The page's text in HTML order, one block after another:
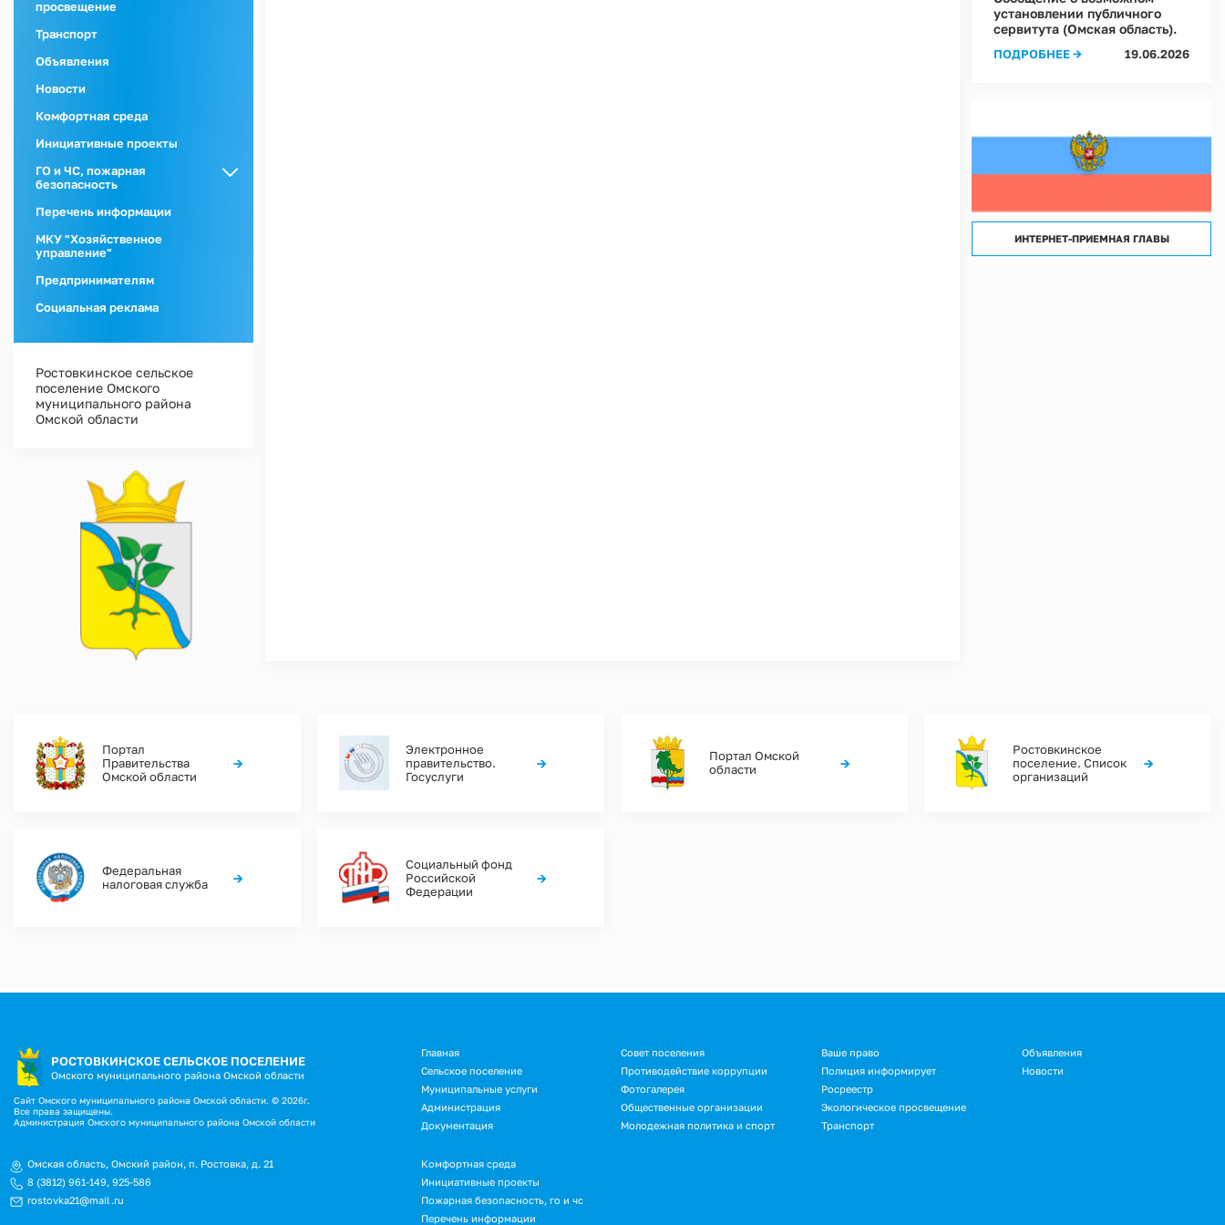
Сведения об установлении классов (подклассов) условий труда на рабочих местах в Администрации Ростовкинского
Сведения об установлении классов (подклассов) условий труда на рабочих местах в МКУ "Хозяйственное управление
просвещение
Транспорт
Объявления
Новости
Комфортная среда
Инициативные проекты
ГО и ЧС, пожарная
безопасность
ГО и ЧС
Пожарная
безопасность
Перечень информации
МКУ "Хозяйственное
управление"
Предпринимателям
Социальная реклама
Ростовкинское сельское
поселение Омского
муниципального района
Омской области
установлении публичного
сервитута (Омская область).
ПОДРОБНЕЕ → 19.06.2026
ИНТЕРНЕТ-ПРИЕМНАЯ ГЛАВЫ
Портал
Правительства
Омской области
→
Электронное
правительство.
Госуслуги
→
Портал Омской
области
→
Ростовкинское
поселение. Список
организаций
→
Федеральная
налоговая служба
→
Социальный фонд
Российской
Федерации
→
РОСТОВКИНСКОЕ СЕЛЬСКОЕ ПОСЕЛЕНИЕ
Омского муниципального района Омской области
Сайт Омского муниципального района Омской области. © 2026г.
Все права защищены.
Администрация Омского муниципального района Омской области
Подвал
Главная
Сельское поселение
Муниципальные услуги
Администрация
Документация
Совет поселения
Противодействие коррупции
Фотогалерея
Общественные организации
Молодежная политика и спорт
Ваше право
Полиция информирует
Росреестр
Экологическое просвещение
Транспорт
Объявления
Новости
Омская область, Омский район, п. Ростовка, д. 21
8 (3812) 961-149, 925-586
rostovka21@mail.ru
Подвал.
Дополнительное
меню
Комфортная среда
Инициативные проекты
Пожарная безопасность, го и чс
Перечень информации